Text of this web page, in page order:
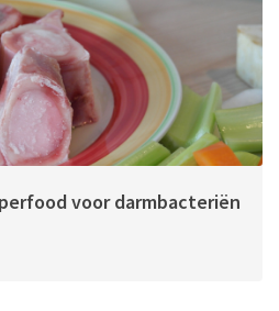
voor darmbacteriën